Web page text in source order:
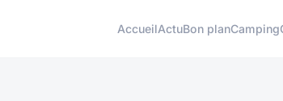
AccueilActuBon planCamping